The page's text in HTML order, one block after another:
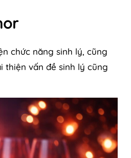
chức năng sinh lý, cũng
thiện vấn đề sinh lý cũng